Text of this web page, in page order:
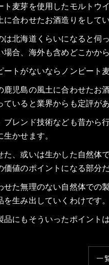
麦芽を使用したモルトウイ
合わせたお酒造りをして
北海道くらいになると伺
合、海外も含めどこかか
トがないならノンピート
児島の風土に合わせたお
いると業界からも定評があ
ブレンド技術なども昔から
かせます。
、或いは生かした自然体で
値のポイントになる部分だ
た無理のない自然体での
生み出していくわけです。
にもそういったポイント
一